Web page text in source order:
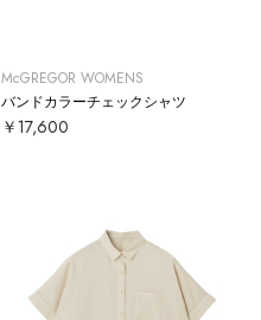
McGREGOR WOMENS
バンドカラーチェックシャツ
￥17,600